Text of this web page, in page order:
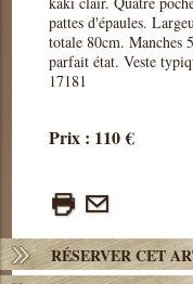
pattes d'épaules.
totale 80cm. Manches
parfait état. Veste
17181
Prix : 110 €
RÉSERVER CET